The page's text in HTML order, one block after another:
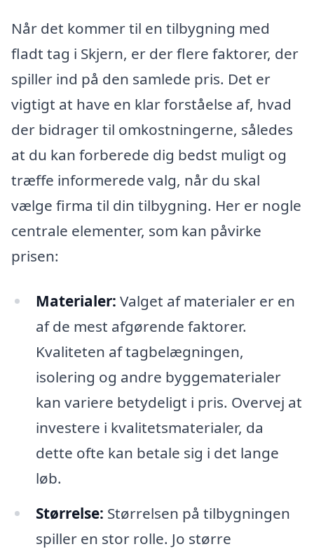
Når det kommer til en tilbygning med
fladt tag i Skjern, er der flere faktorer, der
spiller ind på den samlede pris. Det er
vigtigt at have en klar forståelse af, hvad
der bidrager til omkostningerne, således
at du kan forberede dig bedst muligt og
træffe informerede valg, når du skal
vælge firma til din tilbygning. Her er nogle
centrale elementer, som kan påvirke
prisen:
Materialer: Valget af materialer er en
af de mest afgørende faktorer.
Kvaliteten af tagbelægningen,
isolering og andre byggematerialer
kan variere betydeligt i pris. Overvej at
investere i kvalitetsmaterialer, da
dette ofte kan betale sig i det lange
løb.
Størrelse: Størrelsen på tilbygningen
spiller en stor rolle. Jo større